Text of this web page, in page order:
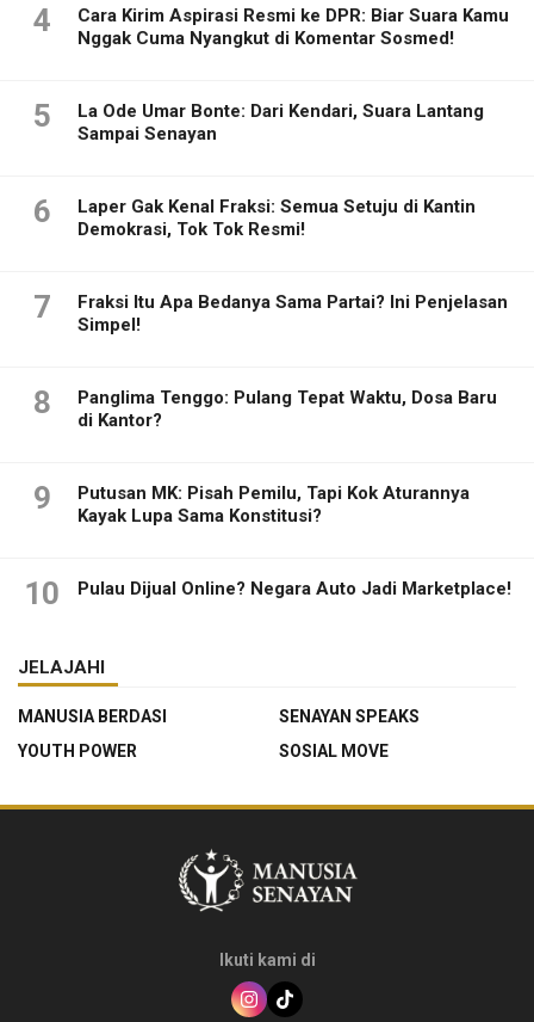
4
Cara Kirim Aspirasi Resmi ke DPR: Biar Suara Kamu
Nggak Cuma Nyangkut di Komentar Sosmed!
5
La Ode Umar Bonte: Dari Kendari, Suara Lantang
Sampai Senayan
6
Laper Gak Kenal Fraksi: Semua Setuju di Kantin
Demokrasi, Tok Tok Resmi!
7
Fraksi Itu Apa Bedanya Sama Partai? Ini Penjelasan
Simpel!
8
Panglima Tenggo: Pulang Tepat Waktu, Dosa Baru
di Kantor?
9
Putusan MK: Pisah Pemilu, Tapi Kok Aturannya
Kayak Lupa Sama Konstitusi?
10 Pulau Dijual Online? Negara Auto Jadi Marketplace!
JELAJAHI
MANUSIA BERDASI
SENAYAN SPEAKS
YOUTH POWER
SOSIAL MOVE
Ikuti kami di